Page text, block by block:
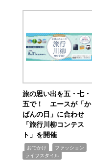
旅の思い出を五・七・
五で！ エースが「か
ばんの日」に合わせ
「旅行川柳コンテス
ト」を開催
おでかけ ファッション
ライフスタイル